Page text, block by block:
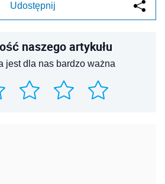
Udostępnij
naszego artykułu
jest dla nas bardzo ważna